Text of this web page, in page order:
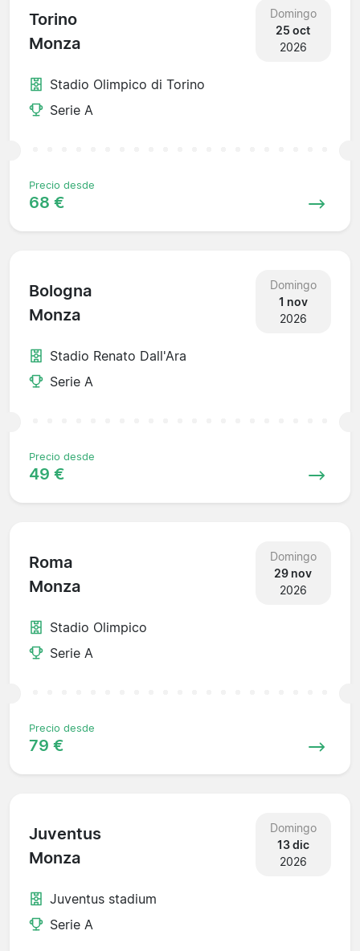
Torino
Monza
Domingo
25 oct
2026
Stadio Olimpico di Torino
Serie A
Precio desde
68 €
Bologna
Monza
Domingo
1 nov
2026
Stadio Renato Dall'Ara
Serie A
Precio desde
49 €
Roma
Monza
Domingo
29 nov
2026
Stadio Olimpico
Serie A
Precio desde
79 €
Juventus
Monza
Domingo
13 dic
2026
Juventus stadium
Serie A